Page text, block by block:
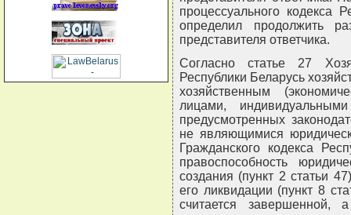
процессуального кодекса
определил продолжить
представителя ответчика.
Согласно статье 27
Республики Беларусь
хозяйственным
лицами,
предусмотренных
не являющимися
Гражданского кодекса
правоспособность
создания (пункт 2 статьи
его ликвидации (пункт 8
считается завершенной,